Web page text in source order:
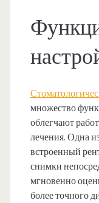
множество
облегчают
лечения. Одна
встроенный
снимки
мгновенно
более точного